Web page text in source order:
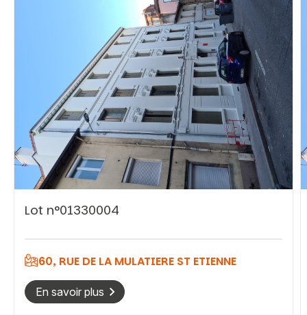
Vous recherchez&nbsp;:
Rechercher
Lot n°01330004
60, RUE DE LA MULATIERE ST ETIENNE
En savoir plus